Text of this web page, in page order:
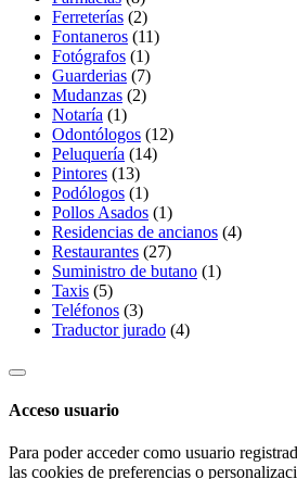
Ferreterías (2)
Fontaneros (11)
Fotógrafos (1)
Guarderias (7)
Mudanzas (2)
Notaría (1)
Odontólogos (12)
Peluquería (14)
Pintores (13)
Podólogos (1)
Pollos Asados (1)
Residencias de ancianos (4)
Restaurantes (27)
Suministro de butano (1)
Taxis (5)
Teléfonos (3)
Traductor jurado (4)
Acceso usuario
Para poder acceder como usuario
las cookies de preferencias o